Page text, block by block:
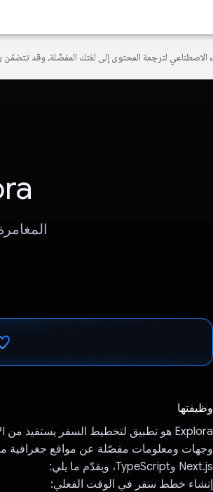
وظيفتها
Next.js وTypeScript، ويقدّم ما يلي:
إنشاء خطط سفر في الوقت الفعلي: